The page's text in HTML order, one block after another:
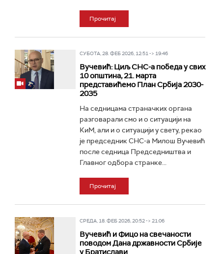
Прочитај
СУБОТА, 28. ФЕБ 2026, 12:51 -> 19:46
Вучевић: Циљ СНС-а победа у свих
10 општина, 21. марта
представићемо План Србија 2030-
2035
На седницама страначких органа
разговарали смо и о ситуацији на
КиМ, али и о ситуацији у свету, рекао
је председник СНС-а Милош Вучевић
после седница Председништва и
Главног одбора странке...
Прочитај
СРЕДА, 18. ФЕБ 2026, 20:52 -> 21:06
Вучевић и Фицо на свечаности
поводом Дана државности Србије
у Братислави